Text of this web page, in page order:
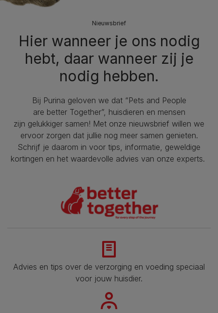
Nieuwsbrief
Hier wanneer je ons nodig
hebt, daar wanneer zij je
nodig hebben.
Bij Purina geloven we dat “Pets and People
are better Together”, huisdieren en mensen
zijn gelukkiger samen! Met onze nieuwsbrief willen we
ervoor zorgen dat jullie nog meer samen genieten.
Schrijf je daarom in voor tips, informatie, geweldige
kortingen en het waardevolle advies van onze experts.
Advies en tips over de verzorging en voeding speciaal
voor jouw huisdier​.